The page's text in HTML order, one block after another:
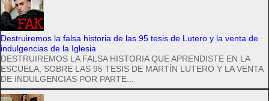
Destruiremos la falsa historia de las 95 tesis de Lutero y la venta de
indulgencias de la Iglesia
DESTRUIREMOS LA FALSA HISTORIA QUE APRENDISTE EN LA
ESCUELA, SOBRE LAS 95 TESIS DE MARTÍN LUTERO Y LA VENTA
DE INDULGENCIAS POR PARTE...